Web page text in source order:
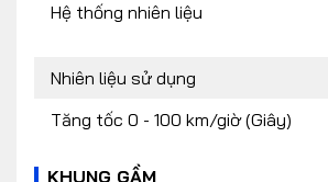
Hệ thống nhiên liệu
Nhiên liệu sử dụng
Tăng tốc 0 - 100 km/giờ (Giây)
KHUNG GẦM